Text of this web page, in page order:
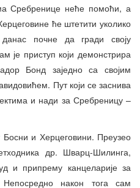
Сребренице неће помоћи, а
ће штетити уколико
почне да гради своју
је приступ који демонстрира
Бонд заједно са својим
Пут који се заснива
и нади за Сребреницу –
и Херцеговини. Преузео
др. Шварц-Шилинга,
и припрему канцеларије за
након тога сам